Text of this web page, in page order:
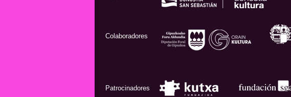
Colaboradores
Patrocinadores